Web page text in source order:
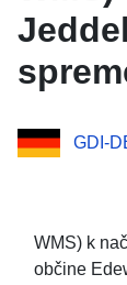
GDI-
WMS) k
občine